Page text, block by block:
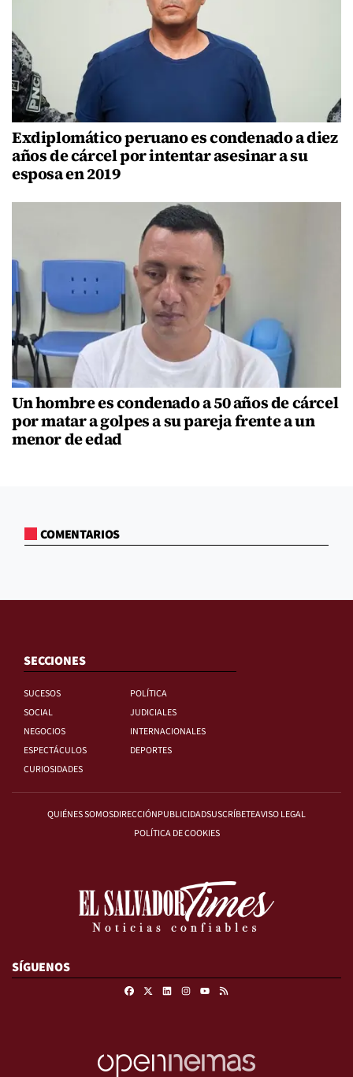
Exdiplomático peruano es condenado a diez
años de cárcel por intentar asesinar a su
esposa en 2019
Un hombre es condenado a 50 años de cárcel
por matar a golpes a su pareja frente a un
menor de edad
COMENTARIOS
SECCIONES
SUCESOS
POLÍTICA
SOCIAL
JUDICIALES
NEGOCIOS
INTERNACIONALES
ESPECTÁCULOS
DEPORTES
CURIOSIDADES
QUIÉNES SOMOSDIRECCIÓNPUBLICIDADSUSCRÍBETEAVISO LEGAL
POLÍTICA DE COOKIES
SÍGUENOS
FacebookLinkedinInstagram